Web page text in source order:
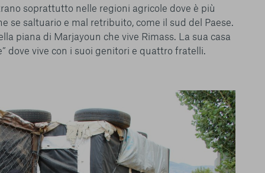
soprattutto nelle regioni agricole dove è più
se saltuario e mal retribuito, come il sud del Paese.
piana di Marjayoun che vive Rimass. La sua casa
dove vive con i suoi genitori e quattro fratelli.